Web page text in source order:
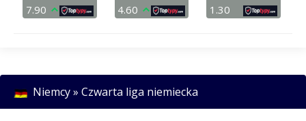
7.90
4.60
1.30
Niemcy » Czwarta liga niemiecka